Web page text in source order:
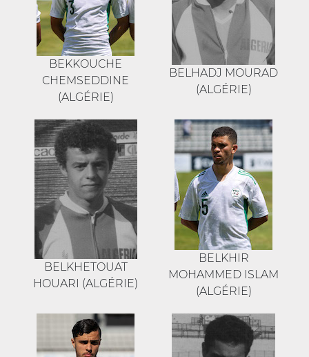
BEKKOUCHE
CHEMSEDDINE
(ALGÉRIE)
BELHADJ MOURAD
(ALGÉRIE)
BELKHETOUAT
HOUARI (ALGÉRIE)
BELKHIR
MOHAMMED ISLAM
(ALGÉRIE)